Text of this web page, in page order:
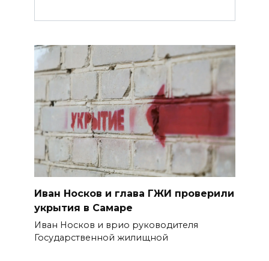
Иван Носков и глава ГЖИ проверили
укрытия в Самаре
Иван Носков и врио руководителя
Государственной жилищной